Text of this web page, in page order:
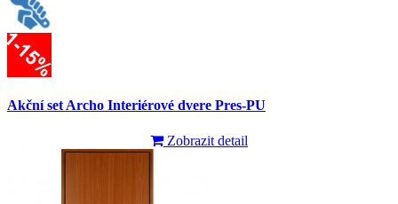
Akční set Archo Interiérové dvere Pres-PU
Zobrazit detail